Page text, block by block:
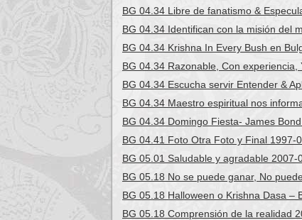
BG 04.34 Libre de fanatismo &
BG 04.34 Identifican con la misión del
BG 04.34 Krishna In Every Bush en
BG 04.34 Razonable, Con
BG 04.34 Escucha servir Entender &
BG 04.34 Maestro espiritual nos
BG 04.34 Domingo Fiesta- James
BG 04.41 Foto Otra Foto y Final 1997-
BG 05.01 Saludable y agradable 2007-
BG 05.18 No se puede ganar, No
BG 05.18 Halloween o Krishna Dasa –
BG 05.18 Comprensión de la realidad